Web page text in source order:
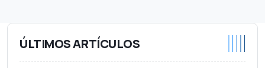
ÚLTIMOS ARTÍCULOS